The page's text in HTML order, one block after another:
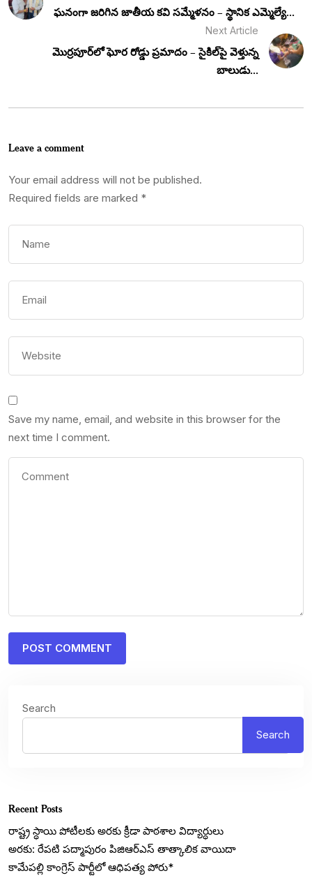
ఘనంగా జరిగిన జాతీయ కవి సమ్మేళనం – స్థానిక ఎమ్మెల్యే...
Next Article
మొర్రపూర్‌లో ఘోర రోడ్డు ప్రమాదం – సైకిల్‌పై వెళ్తున్న
బాలుడు...
Leave a comment
Your email address will not be published.
Required fields are marked *
Save my name, email, and website in this browser for the
next time I comment.
Search
Search
Recent Posts
రాష్ట్ర స్ధాయి పోటీలకు అరకు క్రీడా పాఠశాల విద్యార్ధులు
అరకు: రేపటి పద్మాపురం పిజిఆర్ఎస్ తాత్కాలిక వాయిదా
కామేపల్లి కాంగ్రెస్ పార్టీలో ఆధిపత్య పోరు*